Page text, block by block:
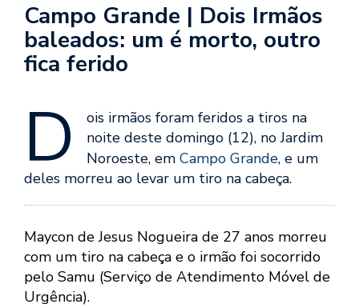
Campo Grande | Dois Irmãos
baleados: um é morto, outro
fica ferido
D
ois irmãos foram feridos a tiros na
noite deste domingo (12), no Jardim
Noroeste, em Campo Grande, e um
deles morreu ao levar um tiro na cabeça.
Maycon de Jesus Nogueira de 27 anos morreu
com um tiro na cabeça e o irmão foi socorrido
pelo Samu (Serviço de Atendimento Móvel de
Urgência).